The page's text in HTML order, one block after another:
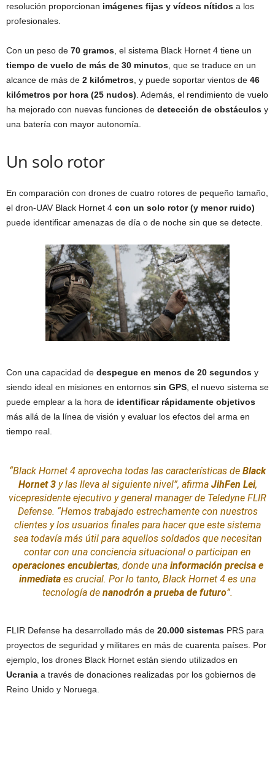
resolución proporcionan imágenes fijas y vídeos nítidos a los
profesionales.
Con un peso de 70 gramos , el sistema Black Hornet 4 tiene un
tiempo de vuelo de más de 30 minutos , que se traduce en un
alcance de más de 2 kilómetros , y puede soportar vientos de 46
kilómetros por hora (25 nudos) . Además, el rendimiento de vuelo
ha mejorado con nuevas funciones de detección de obstáculos y
una batería con mayor autonomía.
Un solo rotor
En comparación con drones de cuatro rotores de pequeño tamaño,
el dron-UAV Black Hornet 4 con un solo rotor (y menor ruido)
puede identificar amenazas de día o de noche sin que se detecte.
Con una capacidad de despegue en menos de 20 segundos y
siendo ideal en misiones en entornos sin GPS , el nuevo sistema se
puede emplear a la hora de identificar rápidamente objetivos
más allá de la línea de visión y evaluar los efectos del arma en
tiempo real.
“Black Hornet 4 aprovecha todas las características de Black
Hornet 3y las lleva al siguiente nivel”, afirma JihFen Lei,
vicepresidente ejecutivo ygeneral managerde Teledyne FLIR
Defense. “Hemos trabajado estrechamente con nuestros
clientes y los usuarios finales para hacer que este sistema
sea todavía más útil para aquellos soldados que necesitan
contar con una conciencia situacional o participan en
operaciones encubiertas, donde una información precisa e
inmediata es crucial. Por lo tanto, Black Hornet 4 es una
tecnología de nanodrón a prueba de futuro”.
FLIR Defense ha desarrollado más de 20.000 sistemas PRS para
proyectos de seguridad y militares en más de cuarenta países. Por
ejemplo, los drones Black Hornet están siendo utilizados en
Ucrania a través de donaciones realizadas por los gobiernos de
Reino Unido y Noruega.